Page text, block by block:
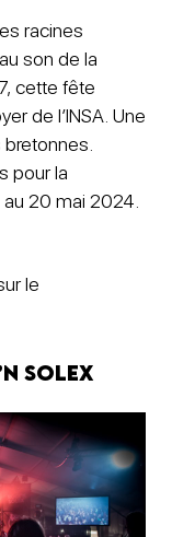
racines
son de la
cette fête
de l’INSA. Une
pour la
20 mai 2024.
le
solex